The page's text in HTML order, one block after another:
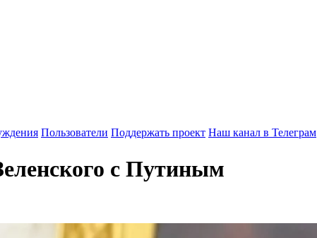
Пользователи Поддержать проект Наш канал в Телеграм
с Путиным